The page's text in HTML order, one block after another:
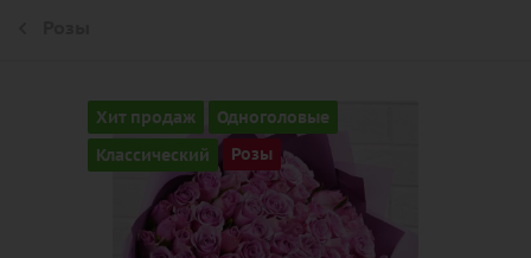
Хит продаж
Одноголовые
Классический
Розы